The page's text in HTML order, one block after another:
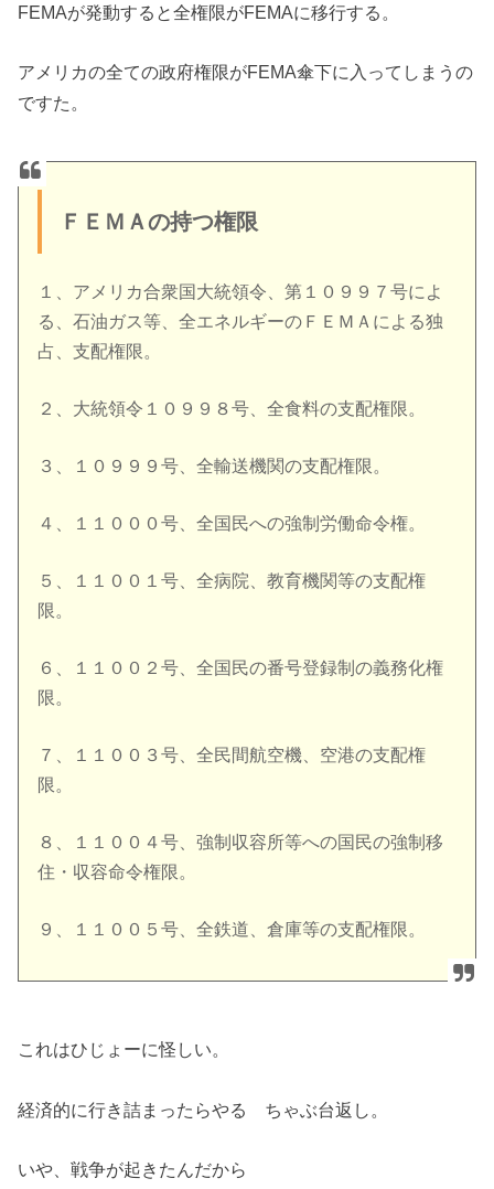
FEMAが発動すると全権限がFEMAに移行する。
アメリカの全ての政府権限がFEMA傘下に入ってしまうの
ですた。
ＦＥＭＡの持つ権限
１、アメリカ合衆国大統領令、第１０９９７号によ
る、石油ガス等、全エネルギーのＦＥＭＡによる独
占、支配権限。
２、大統領令１０９９８号、全食料の支配権限。
３、１０９９９号、全輸送機関の支配権限。
４、１１０００号、全国民への強制労働命令権。
５、１１００１号、全病院、教育機関等の支配権
限。
６、１１００２号、全国民の番号登録制の義務化権
限。
７、１１００３号、全民間航空機、空港の支配権
限。
８、１１００４号、強制収容所等への国民の強制移
住・ 収容命令権限。
９、１１００５号、全鉄道、倉庫等の支配権限。
これはひじょーに怪しい。
経済的に行き詰まったらやる ちゃぶ台返し。
いや、戦争が起きたんだから